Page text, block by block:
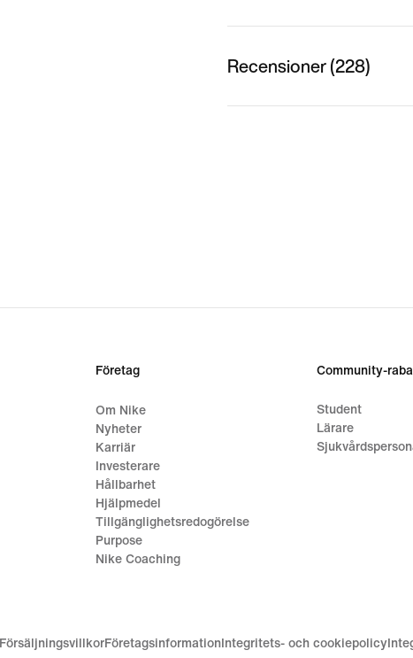
Recensioner (228)
Företag
Om Nike
Nyheter
Karriär
Investerare
Hållbarhet
Hjälpmedel
Tillgänglighetsredogörelse
Purpose
Nike Coaching
Community-
Student
Lärare
FörsäljningsvillkorFöretagsinformation Integritets- och cookiepolicy